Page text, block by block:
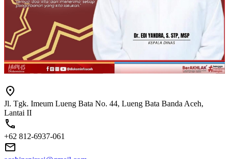
Jl. Tgk. Imeum Lueng Bata No. 44, Lueng Bata Banda Aceh,
Lantai II
+62 812-6937-061